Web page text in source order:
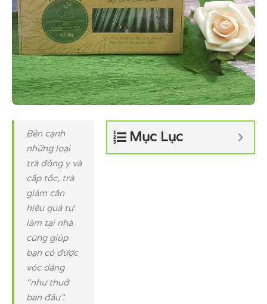
Mục Lục
Bên cạnh
những loại
trà đông y và
cấp tốc, trà
giảm cân
hiệu quả tự
làm tại nhà
cũng giúp
bạn có được
vóc dáng
“như thuở
ban đầu”.